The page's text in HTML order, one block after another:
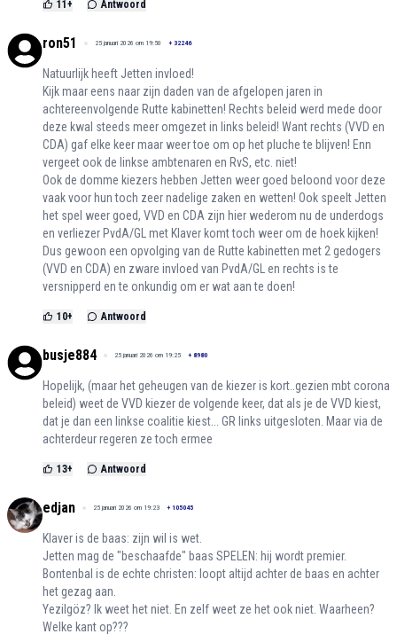
11 + Antwoord
ron51 25 januari 2026 om 19:50 + 32246
Natuurlijk heeft Jetten invloed!
Kijk maar eens naar zijn daden van de afgelopen jaren in
achtereenvolgende Rutte kabinetten! Rechts beleid werd mede door
deze kwal steeds meer omgezet in links beleid! Want rechts (VVD en
CDA) gaf elke keer maar weer toe om op het pluche te blijven! Enn
vergeet ook de linkse ambtenaren en RvS, etc. niet!
Ook de domme kiezers hebben Jetten weer goed beloond voor deze
vaak voor hun toch zeer nadelige zaken en wetten! Ook speelt Jetten
het spel weer goed, VVD en CDA zijn hier wederom nu de underdogs
en verliezer PvdA/GL met Klaver komt toch weer om de hoek kijken!
Dus gewoon een opvolging van de Rutte kabinetten met 2 gedogers
(VVD en CDA) en zware invloed van PvdA/GL en rechts is te
versnipperd en te onkundig om er wat aan te doen!
10+ Antwoord
busje884 25 januari 2026 om 19:25 + 8980
Hopelijk, (maar het geheugen van de kiezer is kort..gezien mbt corona
beleid) weet de VVD kiezer de volgende keer, dat als je de VVD kiest,
dat je dan een linkse coalitie kiest... GR links uitgesloten. Maar via de
achterdeur regeren ze toch ermee
13+ Antwoord
edjan 25 januari 2026 om 19:23 + 105045
Klaver is de baas: zijn wil is wet.
Jetten mag de "beschaafde" baas SPELEN: hij wordt premier.
Bontenbal is de echte christen: loopt altijd achter de baas en achter
het gezag aan.
Yezilgöz? Ik weet het niet. En zelf weet ze het ook niet. Waarheen?
Welke kant op???